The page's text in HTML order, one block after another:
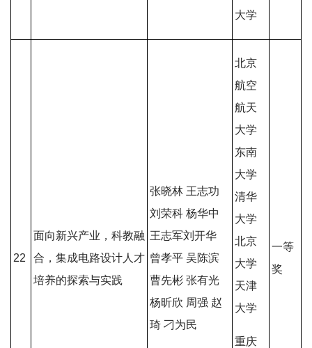
大学
22
面向新兴产业，科教融
合，集成电路设计人才
培养的探索与实践
张晓林 王志功
刘荣科 杨华中
王志军刘开华
曾孝平 吴陈滨
曹先彬 张有光
杨昕欣 周强 赵
琦 刁为民
北京
航空
航天
大学
东南
大学
清华
大学
北京
大学
天津
大学
重庆
一等
奖